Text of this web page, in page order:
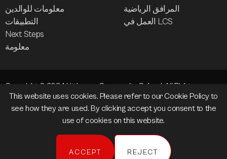
معلومات للوالدين
التطبيقات
Next Steps
معلومة
المرافق الرياضية
العمل في LCS
Copyright © 2024 Littleover Community School. All Rights
Reserved.
Website design and development bymadeby.studio
Cookies
This website uses cookies. Please refer to our Cookie Policyto
see how they are used. By clicking accept you consent to the
use of cookies on this website.
ACCEPT REJECT